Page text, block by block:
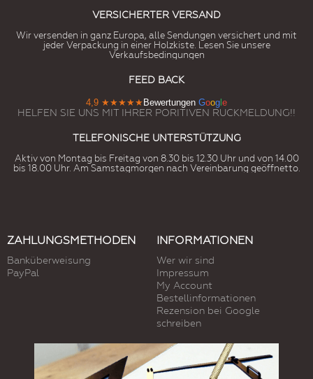
VERSICHERTER VERSAND
Wir versenden in ganz Europa, alle Sendungen versichert und mit
jeder Verpackung in einer Holzkiste. Lesen Sie unsere
Verkaufsbedingungen
FEED BACK
4,9 ★★★★★ Bewertungen Goog e
HELFEN SIE UNS MIT IHRER PORITIVEN RUCKMELDUNG!!
TELEFONISCHE UNTERSTÜTZUNG
Aktiv von Montag bis Freitag von 8.30 bis 12.30 Uhr und von 14.00
bis 18.00 Uhr. Am Samstagmorgen nach Vereinbarung geöffnetto.
ZAHLUNGSMETHODEN
Banküberweisung
PayPal
INFORMATIONEN
Wer wir sind
Impressum
My Account
Bestellinformationen
Rezension bei Google
schreiben